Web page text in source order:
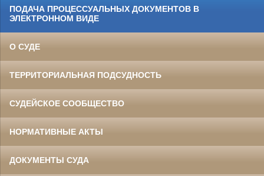
ПОДАЧА ПРОЦЕССУАЛЬНЫХ ДОКУМЕНТОВ В
ЭЛЕКТРОННОМ ВИДЕ
О СУДЕ
ТЕРРИТОРИАЛЬНАЯ ПОДСУДНОСТЬ
СУДЕЙСКОЕ СООБЩЕСТВО
НОРМАТИВНЫЕ АКТЫ
ДОКУМЕНТЫ СУДА